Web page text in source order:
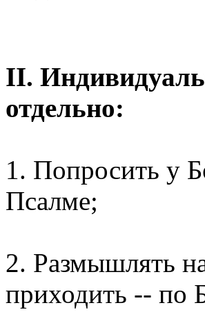
II.
отдельно:
1. Попросить у
Псалме;
2. Размышлять
приходить -- по